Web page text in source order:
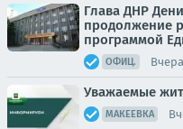
Глава ДНР
продолжение
программой
ОФИЦ.
Уважаемые
МАКЕЕВКА